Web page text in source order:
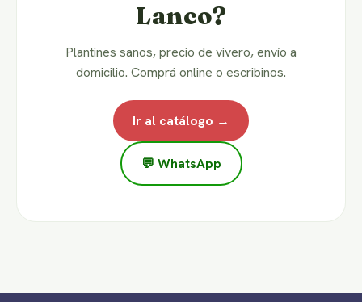
Lanco?
Plantines sanos, precio de vivero, envío a
domicilio. Comprá online o escribinos.
Ir al catálogo →
💬 WhatsApp